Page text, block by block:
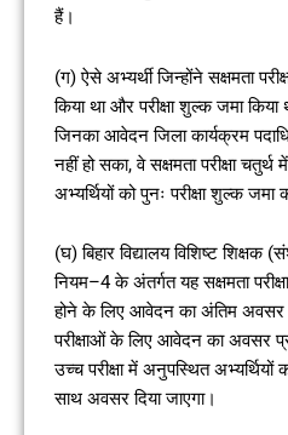
हैं।
(ग) ऐसे अभ्यर्थी जिन्होंने सक्षमता
किया था और परीक्षा शुल्क जमा
जिनका आवेदन जिला कार्यक्रम
नहीं हो सका, वे सक्षमता परीक्षा
अभ्यर्थियों को पुनः परीक्षा शुल्क
(घ) बिहार विद्यालय विशिष्ट
नियम–4 के अंतर्गत यह सक्षमता
होने के लिए आवेदन का अंतिम अवसर
परीक्षाओं के लिए आवेदन का अवसर
उच्च परीक्षा में अनुपस्थित अभ्यर्थियों
साथ अवसर दिया जाएगा।